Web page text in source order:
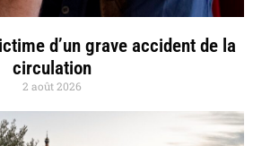
d’un grave accident de la
circulation
2 août 2026